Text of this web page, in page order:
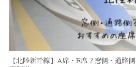
【北陸新幹線】A席・E席？窓側・通路